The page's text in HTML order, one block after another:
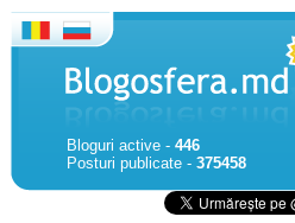
Bloguri active - 446
Posturi publicate - 375458